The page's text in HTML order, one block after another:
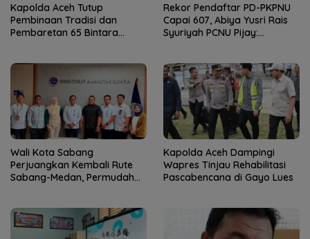
Kapolda Aceh Tutup
Pembinaan Tradisi dan
Pembaretan 65 Bintara
Rekor Pendaftar PD-PKPNU
Capai 607, Abiya Yusri Rais
Syuriyah PCNU Pijay:
Wali Kota Sabang
Perjuangkan Kembali Rute
Sabang-Medan, Permudah
Kapolda Aceh Dampingi
Wapres Tinjau Rehabilitasi
Pascabencana di Gayo Lues